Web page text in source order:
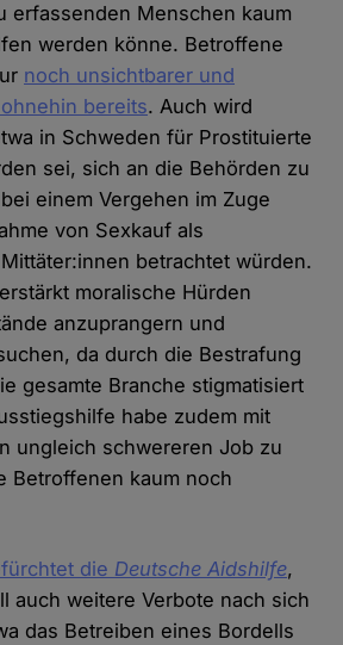
erfassenden Menschen kaum
werden könne. Betroffene
noch unsichtbarer und
bereits. Auch wird
in Schweden für Prostituierte
sei, sich an die Behörden zu
einem Vergehen im Zuge
von Sexkauf als
betrachtet würden.
moralische Hürden
anzuprangern und
da durch die Bestrafung
gesamte Branche stigmatisiert
habe zudem mit
ungleich schwereren Job zu
Betroffenen kaum noch
die Deutsche Aidshilfe,
auch weitere Verbote nach sich
das Betreiben eines Bordells